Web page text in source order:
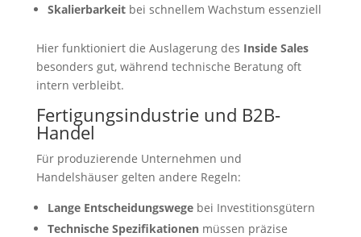
Skalierbarkeitbei schnellem Wachstum essenziell
Hier funktioniert die Auslagerung des Inside Sales
besonders gut, während technische Beratung oft
intern verbleibt.
Fertigungsindustrie und B2B-
Handel
Für produzierende Unternehmen und
Handelshäuser gelten andere Regeln:
Lange Entscheidungswegebei Investitionsgütern
Technische Spezifikationenmüssen präzise